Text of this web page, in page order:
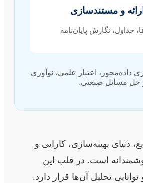
جداول، نگارش پایان‌نامه
داده‌محور، اعتبار علمی، نوآوری
حل مسائل صنعتی.
دنیای بهینه‌سازی، کارایی و
است. در قلب این
تحلیل آن‌ها قرار دارد.